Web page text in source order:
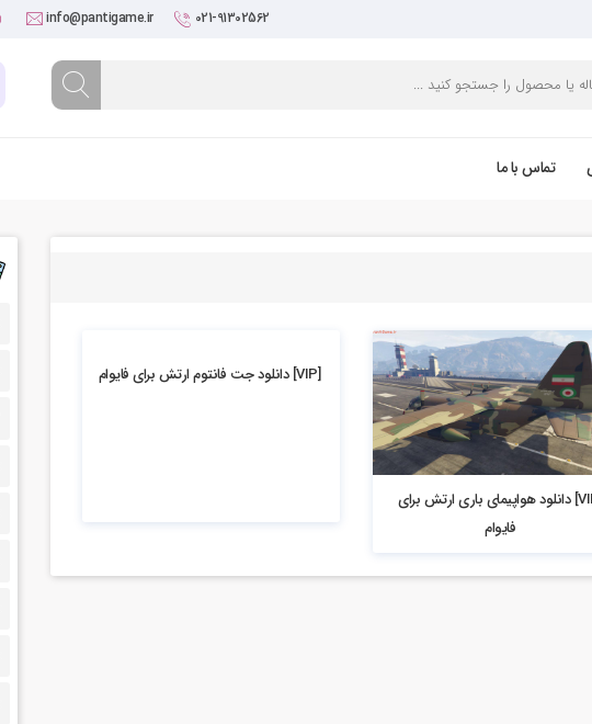
021-91302562
info@pantigame.ir
تماس با ما
[VIP] دانلود هواپیمای باری ارتش برای
فایوام
5.13k بازدید[VIP] دانلود جت فانتوم ارتش برای فایوام